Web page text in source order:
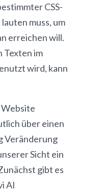
CSS-
muss, um
erreichen will.
Texten im
wird, kann
Website
über einen
Veränderung
Sicht ein
gibt es
AI